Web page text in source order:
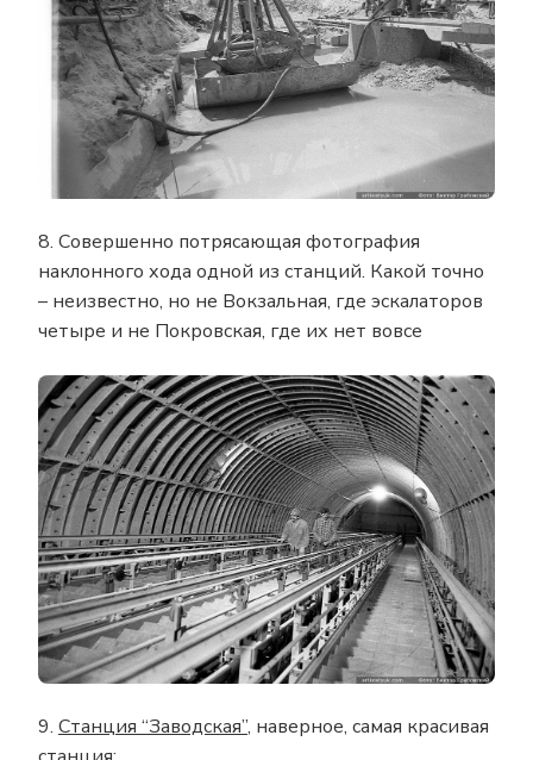
8. Совершенно потрясающая фотография
наклонного хода одной из станций. Какой точно
– неизвестно, но не Вокзальная, где эскалаторов
четыре и не Покровская, где их нет вовсе
9. Станция “Заводская”, наверное, самая красивая